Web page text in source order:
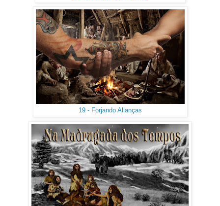
19 - Forjando Alianças